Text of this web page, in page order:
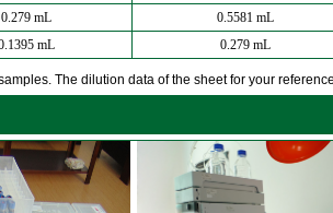
0.279 mL 0.5581 mL
mL 0.279 mL
The dilution data of the sheet for your